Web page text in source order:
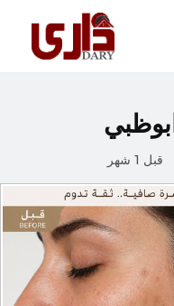
قبل 1 شهر